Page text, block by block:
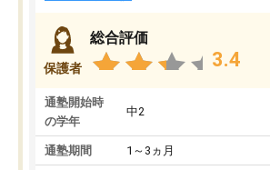
保護者
総合評価
3.4
通塾開始時
の学年
中2
通塾期間 1～3ヵ月